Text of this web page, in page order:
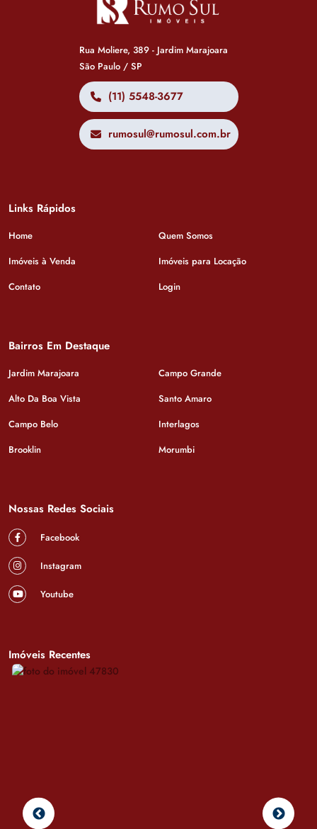
Rua Moliere, 389 - Jardim Marajoara
São Paulo / SP
(11) 5548-3677
rumosul@rumosul.com.br
Links Rápidos
Home
Quem Somos
Imóveis à Venda
Imóveis para Locação
Contato
Login
Bairros Em Destaque
Jardim Marajoara
Campo Grande
Alto Da Boa Vista
Santo Amaro
Campo Belo
Interlagos
Brooklin
Morumbi
Nossas Redes Sociais
Facebook
Instagram
Youtube
Imóveis Recentes